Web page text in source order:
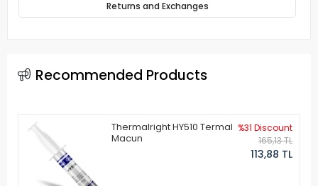
Returns and Exchanges
Recommended Products
Thermalright HY510 Termal
Macun
%31 Discount
165,13 TL
113,88 TL